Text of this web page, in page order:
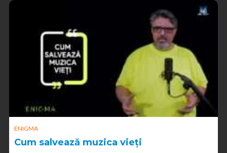
ENIGMA
Cum salvează muzica vieți